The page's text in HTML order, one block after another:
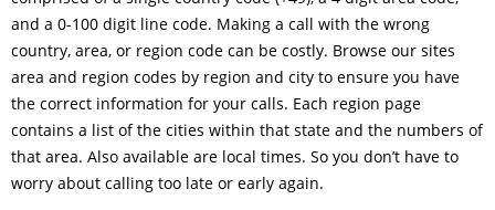
and a 0-100 digit line code. Making a call with the wrong
country, area, or region code can be costly. Browse our sites
area and region codes by region and city to ensure you have
the correct information for your calls. Each region page
contains a list of the cities within that state and the numbers of
that area. Also available are local times. So you don’t have to
worry about calling too late or early again.